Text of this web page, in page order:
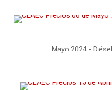
Mayo 2024 - Diésel